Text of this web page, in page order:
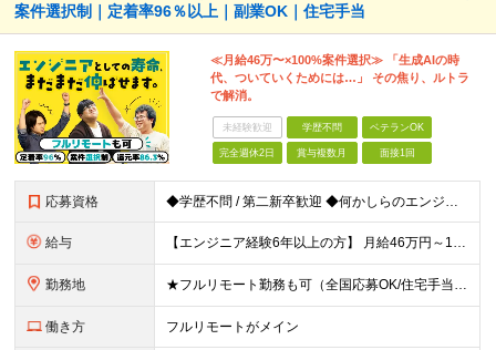
案件選択制｜定着率96％以上｜副業OK｜住宅手当
≪月給46万〜×100%案件選択≫ 「生成AIの時
代、ついていくためには…」 その焦り、ルトラ
で解消。
未経験歓迎 学歴不問 ベテランOK
完全週休2日 賞与複数月 面接1回
応募資格 ◆学歴不問 / 第二新卒歓迎 ◆何かしらのエンジニア経験をお持ちの方 （言語・期間・フェーズ不問） 経験浅めの方も遠慮なくご応募ください！ ■入社前Q＆A ────── ◎実力に見合った報酬が手に
給与 【エンジニア経験6年以上の方】 月給46万円～100万円（固定残業代含む） ※上記月給には月30時間分の固定残業代（月8万7,400円～月19万円）を含む。超過分は全額支給。 【エンジニア経験4年以
勤務地 ★フルリモート勤務も可（全国応募OK/住宅手当を支給します） ※案件によって常駐が必要になる場合があります。 ※希望がない限り、転勤はありません ※U・Iターン歓迎 ★ルトラの社員は全国各地で活躍中
働き方 フルリモートがメイン